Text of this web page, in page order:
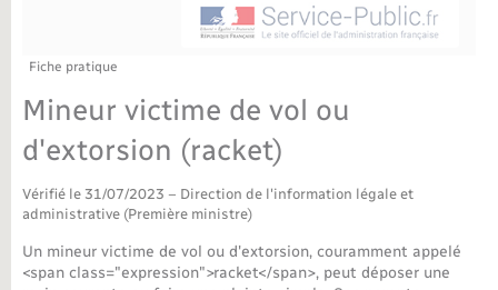
Parrainage civil
Recensement militaire
Concessions funéraires
Petite enfance
Info jeunes
Travaux - Autorisation d’occupation de l’espace
Publications
Agenda
Fiche pratique
Mineur victime de vol ou
d'extorsion (racket)
Vérifié le 31/07/2023 – Direction de l'information légale et
administrative (Première ministre)
Un mineur victime de vol ou d'extorsion, couramment appelé
<span class="expression">racket</span>, peut déposer une